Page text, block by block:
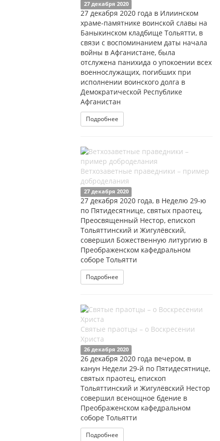
27 декабря 2020
27 декабря 2020 года в Илиинском
храме-памятнике воинской славы на
Баныкинском кладбище Тольятти, в
связи с воспоминанием даты начала
войны в Афганистане, была
отслужена панихида о упокоении всех
военнослужащих, погибших при
исполнении воинского долга в
Демократической Республике
Афганистан
Подробнее
Ветхозаветные праведники – пример
доброделания
27 декабря 2020
27 декабря 2020 года, в Неделю 29-ю
по Пятидесятнице, святых праотец,
Преосвященный Нестор, епископ
Тольяттинский и Жигулёвский,
совершил Божественную литургию в
Преображенском кафедральном
соборе Тольятти
Подробнее
Святые праотцы – о Воскресении
Христа
26 декабря 2020
26 декабря 2020 года вечером, в
канун Недели 29-й по Пятидесятнице,
святых праотец, епископ
Тольяттинский и Жигулёвский Нестор
совершил всенощное бдение в
Преображенском кафедральном
соборе Тольятти
Подробнее